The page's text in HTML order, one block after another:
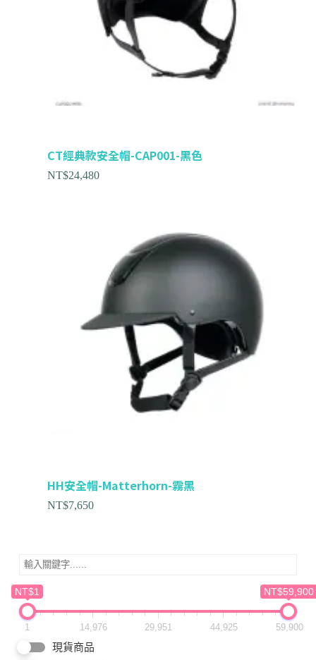
NT$1 NT$59,900
1 14,976 29,951 44,925 59,900
現貨商品
CT經典款安全帽-CAP001-黑色
NT$24,480
HH安全帽-Matterhorn-霧黑
NT$7,650